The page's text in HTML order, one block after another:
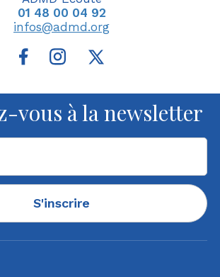
01 48 00 04 92
infos@admd.org
vous à la newsletter
S'inscrire